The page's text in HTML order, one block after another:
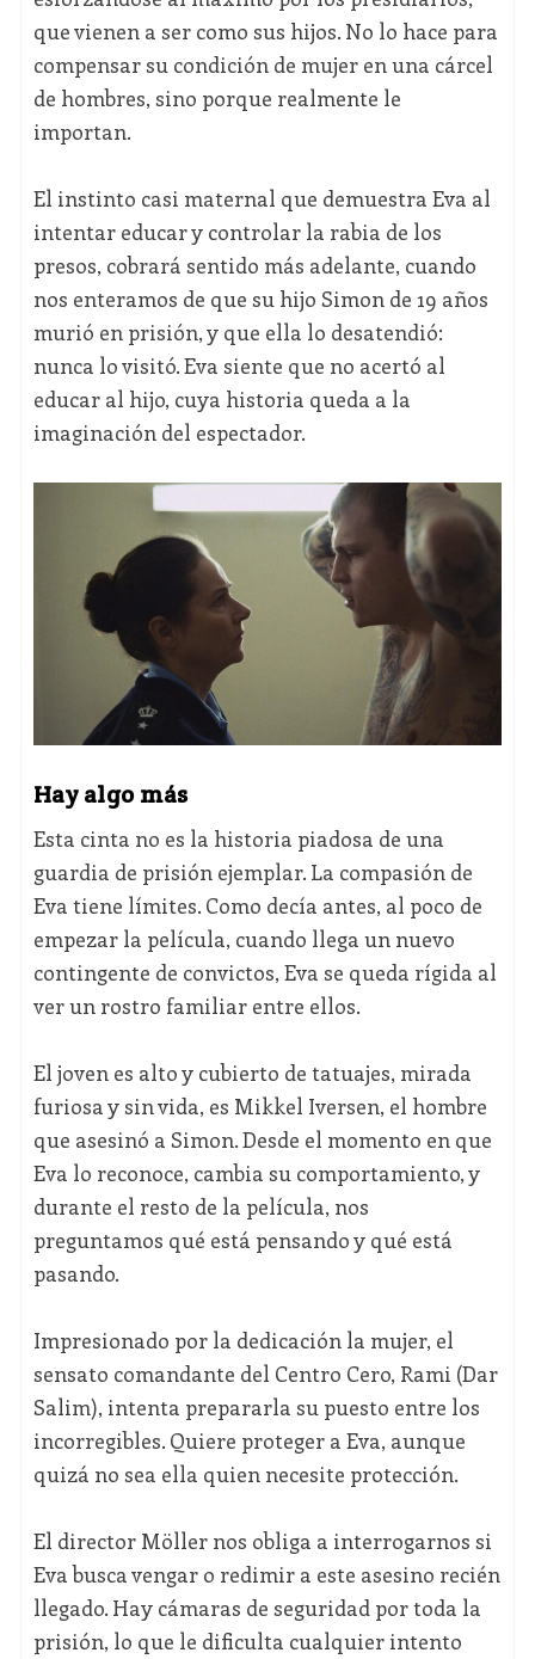
que vienen a ser como sus hijos. No lo hace para
compensar su condición de mujer en una cárcel
de hombres, sino porque realmente le
importan.
El instinto casi maternal que demuestra Eva al
intentar educar y controlar la rabia de los
presos, cobrará sentido más adelante, cuando
nos enteramos de que su hijo Simon de 19 años
murió en prisión, y que ella lo desatendió:
nunca lo visitó. Eva siente que no acertó al
educar al hijo, cuya historia queda a la
imaginación del espectador.
Hay algo más
Esta cinta no es la historia piadosa de una
guardia de prisión ejemplar. La compasión de
Eva tiene límites. Como decía antes, al poco de
empezar la película, cuando llega un nuevo
contingente de convictos, Eva se queda rígida al
ver un rostro familiar entre ellos.
El joven es alto y cubierto de tatuajes, mirada
furiosa y sin vida, es Mikkel Iversen, el hombre
que asesinó a Simon. Desde el momento en que
Eva lo reconoce, cambia su comportamiento, y
durante el resto de la película, nos
preguntamos qué está pensando y qué está
pasando.
Impresionado por la dedicación la mujer, el
sensato comandante del Centro Cero, Rami (Dar
Salim), intenta prepararla su puesto entre los
incorregibles. Quiere proteger a Eva, aunque
quizá no sea ella quien necesite protección.
El director Möller nos obliga a interrogarnos si
Eva busca vengar o redimir a este asesino recién
llegado. Hay cámaras de seguridad por toda la
prisión, lo que le dificulta cualquier intento